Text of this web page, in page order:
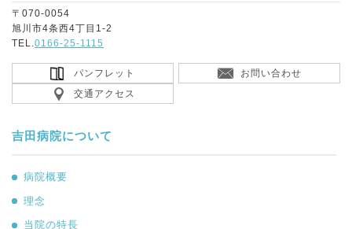
〒070-0054
旭川市4条西4丁目1-2
TEL.0166-25-1115
パンフレット
お問い合わせ
交通アクセス
吉田病院について
病院概要
理念
当院の特長